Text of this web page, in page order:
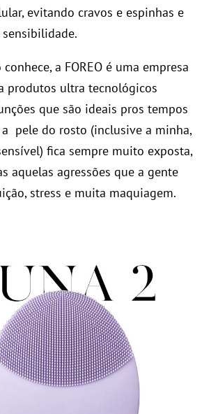
evitando cravos e espinhas e
a FOREO é uma empresa
produtos ultra tecnológicos
que são ideais pros tempos
pele do rosto (inclusive a minha,
fica sempre muito exposta,
aquelas agressões que a gente
stress e muita maquiagem.